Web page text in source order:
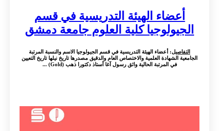
أعضاء الهيئة التدريسية في قسم
الجيولوجيا كلية العلوم جامعة دمشق
التفاصيل: أعضاء الهيئة التدريسية في قسم الجيولوجيا الاسم والنسبة المرتبة
الجامعية الشهادة العلمية والاختصاص العام والدقيق مصدرها تاريخ نيلها تاريخ التعيين
في المرتبة الحالية واثق رسول آغا أستاذ دكتورا ذهب (Gold) ...